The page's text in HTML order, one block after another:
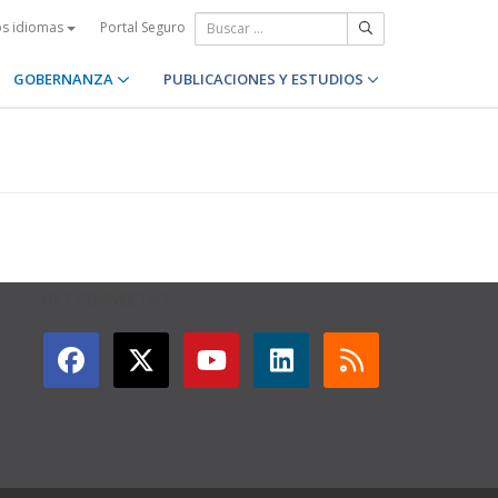
idiomas Portal Seguro
GOBERNANZA PUBLICACIONES Y ESTUDIOS